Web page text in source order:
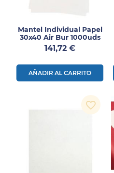
Mantel Individual Papel
30x40 Air Bur 1000uds
Precio
141,72 €
AÑADIR AL CARRITO
favorite_border